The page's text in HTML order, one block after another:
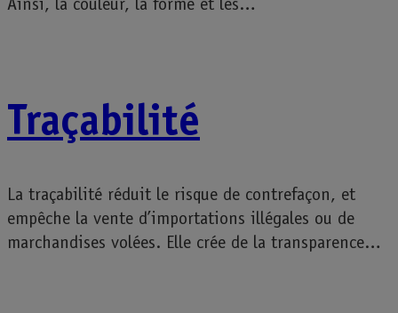
Ainsi, la couleur, la forme et les…
Traçabilité
La traçabilité réduit le risque de contrefaçon, et
empêche la vente d’importations illégales ou de
marchandises volées. Elle crée de la transparence…